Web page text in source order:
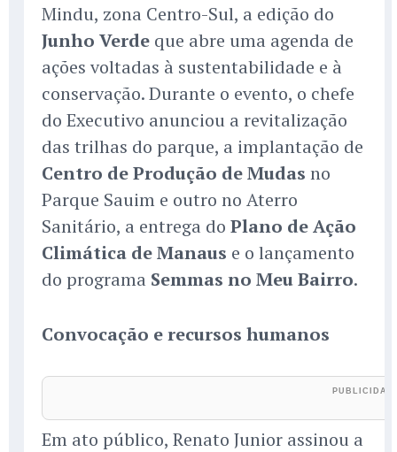
Mindu, zona Centro-Sul, a edição do
Junho Verde que abre uma agenda de
ações voltadas à sustentabilidade e à
conservação. Durante o evento, o chefe
do Executivo anunciou a revitalização
das trilhas do parque, a implantação de
Centro de Produção de Mudas no
Parque Sauim e outro no Aterro
Sanitário, a entrega do Plano de Ação
Climática de Manaus e o lançamento
do programa Semmas no Meu Bairro.
Convocação e recursos humanos
Em ato público, Renato Junior assinou a